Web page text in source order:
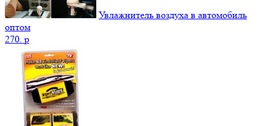
Увлажнитель воздуха в автомобиль
оптом
270. p